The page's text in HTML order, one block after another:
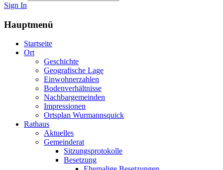
Sign In
Hauptmenü
Startseite
Ort
Geschichte
Geografische Lage
Einwohnerzahlen
Bodenverhältnisse
Nachbargemeinden
Impressionen
Ortsplan Wurmannsquick
Rathaus
Aktuelles
Gemeinderat
Sitzungsprotokolle
Besetzung